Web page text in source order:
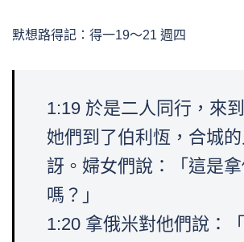
默想路得記：得一19～21 週四
1:19 於是二人同行，來
她們到了伯利恆，合城
訝。婦女們說：「這是
嗎？」
1:20 拿俄米對他們說：